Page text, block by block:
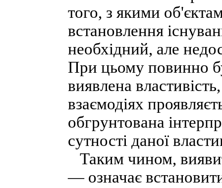
того, з якими
встановлення
необхідний, але
При цьому повинно
виявлена
взаємодіях
обгрунтована
сутності даної
Таким чином,
— означає